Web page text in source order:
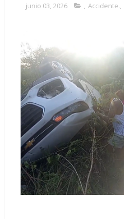
junio 03, 2026 , Accidente.,